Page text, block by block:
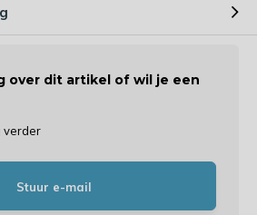
over dit artikel of wil je een
verder
Stuur e-mail